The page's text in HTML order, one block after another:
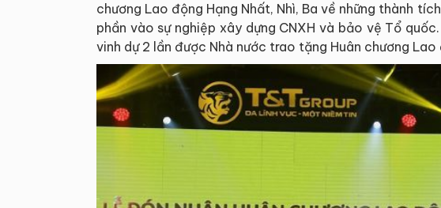
chương Lao động Hạng Nhất, Nhì, Ba về những thành
phần vào sự nghiệp xây dựng CNXH và bảo vệ Tổ
vinh dự 2 lần được Nhà nước trao tặng Huân chương Lao